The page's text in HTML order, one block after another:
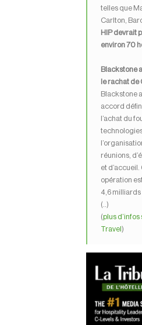
telles que
Carlton,
HIP devrait
environ 70
Blackstone
le rachat de
Blackstone
accord
l’achat du
réunions,
et d’accueil.
opération
4,6 milliards
(..)
(plus
Travel)